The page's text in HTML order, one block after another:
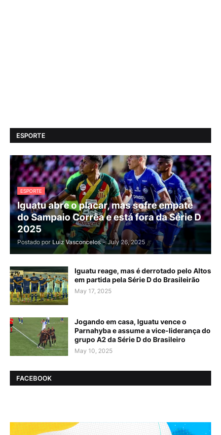
ESPORTE
ESPORTE
Iguatu abre o placar, mas sofre empate
do Sampaio Corrêa e está fora da Série D
2025
Postado por Luiz Vasconcelos - July 26, 2025
Iguatu reage, mas é derrotado pelo Altos
em partida pela Série D do Brasileirão
May 17, 2025
Jogando em casa, Iguatu vence o
Parnahyba e assume a vice-liderança do
grupo A2 da Série D do Brasileiro
May 10, 2025
FACEBOOK